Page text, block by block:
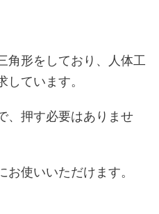
角形をしており、人体工
ています。
、押す必要はありませ
使いいただけます。